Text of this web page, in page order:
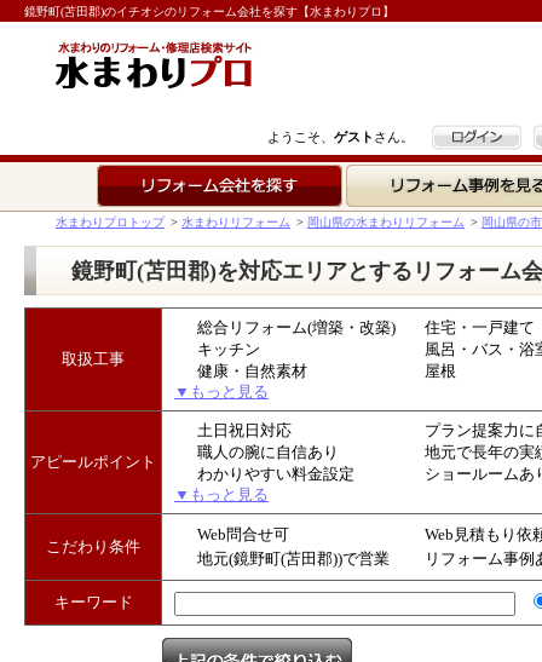
鏡野町(苫田郡)のイチオシのリフォーム会社を探す【水まわりプロ】
ようこそ、 ゲスト さん。 ログイン
リフォーム事例を見る
水まわりプロトップ > 水まわりリフォーム > 岡山県の水まわりリフォーム > 岡山県の
鏡野町(苫田郡)を対応エリアとするリフォーム
取扱工事
総合リフォーム(増築・改築)
住宅・一戸建て
キッチン
風呂・バス・浴
健康・自然素材
屋根
▼もっと見る
アピールポイント
土日祝日対応
プラン提案力に
職人の腕に自信あり
地元で長年の実
わかりやすい料金設定
ショールームあ
▼もっと見る
こだわり条件
Web問合せ可
Web見積もり依
地元(鏡野町(苫田郡))で営業
リフォーム事例
キーワード